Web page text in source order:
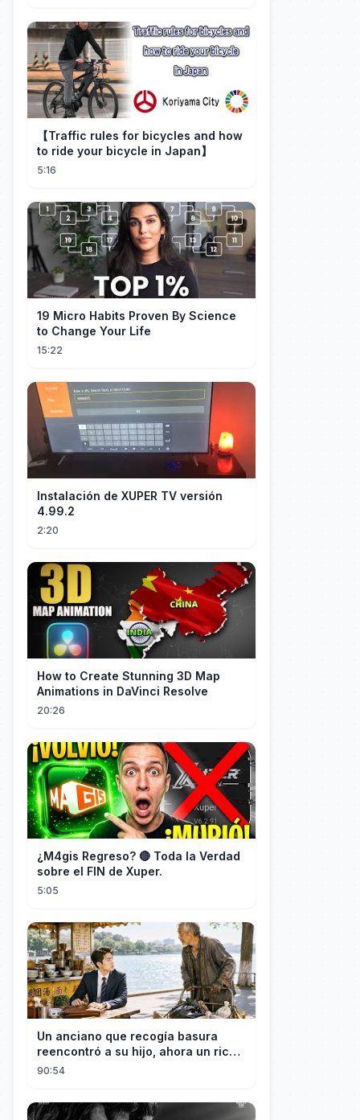
【Traffic rules for bicycles and how
to ride your bicycle in Japan】
5:16
19 Micro Habits Proven By Science
to Change Your Life
15:22
Instalación de XUPER TV versión
4.99.2
2:20
How to Create Stunning 3D Map
Animations in DaVinci Resolve
20:26
¿M4gis Regreso? 🔴 Toda la Verdad
sobre el FIN de Xuper.
5:05
Un anciano que recogía basura
reencontró a su hijo, ahora un rico
empresario
90:54